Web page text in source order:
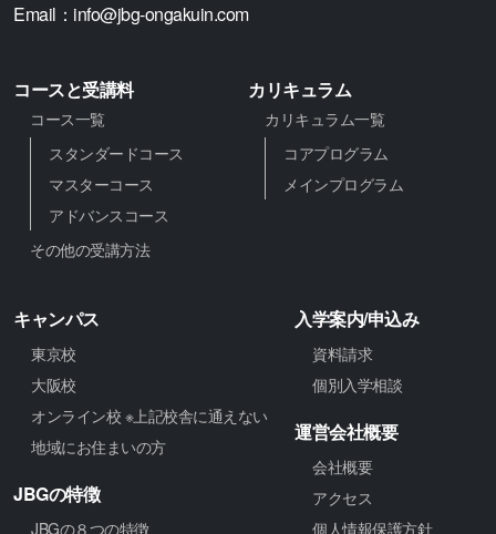
Email： info@jbg-ongakuin.com
コースと受講料
コース一覧
スタンダードコース
マスターコース
アドバンスコース
その他の受講方法
カリキュラム
カリキュラム一覧
コアプログラム
メインプログラム
キャンパス
東京校
大阪校
オンライン校 ※上記校舎に通えない
地域にお住まいの方
JBGの特徴
JBGの８つの特徴
入学案内/申込み
資料請求
個別入学相談
運営会社概要
会社概要
アクセス
個人情報保護方針